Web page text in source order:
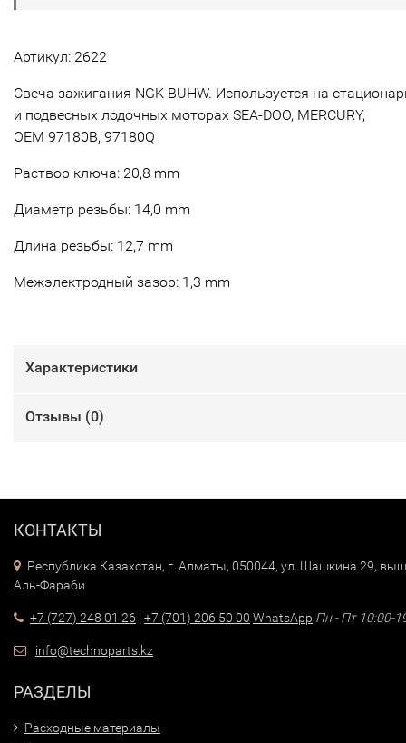
Артикул: 2622
Свеча зажигания NGK BUHW. Используется на
и подвесных лодочных моторах SEA-DOO, MERCURY,
OEM 97180B, 97180Q
Раствор ключа: 20,8 mm
Диаметр резьбы: 14,0 mm
Длина резьбы: 12,7 mm
Межэлектродный зазор: 1,3 mm
Характеристики
Отзывы (0)
КОНТАКТЫ
Республика Казахстан, г. Алматы, 050044, ул. Шашкина 29,
Аль-Фараби
+7 (727) 248 01 26 | +7 (701) 206 50 00 WhatsApp Пн - Пт 10:00-
info@technoparts.kz
РАЗДЕЛЫ
Расходные материалы